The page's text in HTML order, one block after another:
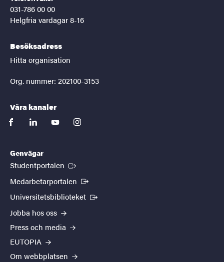
031-786 00 00
Helgfria vardagar 8-16
Besöksadress
Hitta organisation
Org. nummer: 202100-3153
Våra kanaler
facebooklinkedinyoutubeinstagram
Genvägar
Studentportalen (Extern länk)
Medarbetarportalen (Extern länk)
Universitetsbiblioteket (Extern länk)
Jobba hos oss
Press och media
EUTOPIA
Om webbplatsen